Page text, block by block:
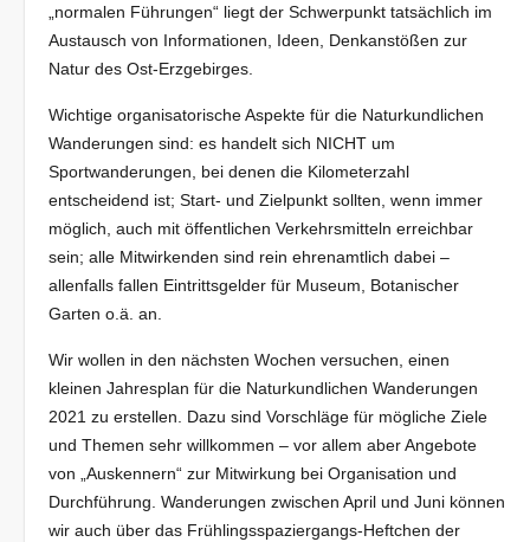
„normalen Führungen“ liegt der Schwerpunkt tatsächlich im
Austausch von Informationen, Ideen, Denkanstößen zur
Natur des Ost-Erzgebirges.
Wichtige organisatorische Aspekte für die Naturkundlichen
Wanderungen sind: es handelt sich NICHT um
Sportwanderungen, bei denen die Kilometerzahl
entscheidend ist; Start- und Zielpunkt sollten, wenn immer
möglich, auch mit öffentlichen Verkehrsmitteln erreichbar
sein; alle Mitwirkenden sind rein ehrenamtlich dabei –
allenfalls fallen Eintrittsgelder für Museum, Botanischer
Garten o.ä. an.
Wir wollen in den nächsten Wochen versuchen, einen
kleinen Jahresplan für die Naturkundlichen Wanderungen
2021 zu erstellen. Dazu sind Vorschläge für mögliche Ziele
und Themen sehr willkommen – vor allem aber Angebote
von „Auskennern“ zur Mitwirkung bei Organisation und
Durchführung. Wanderungen zwischen April und Juni können
wir auch über das Frühlingsspaziergangs-Heftchen der